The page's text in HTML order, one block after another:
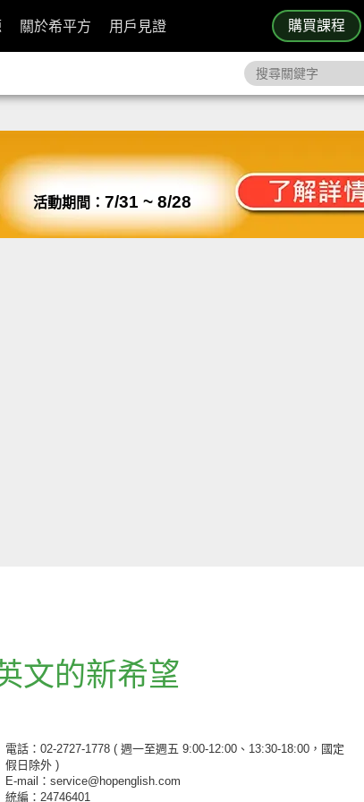
購買課程
關於希平方 用戶見證
活動期間： 7/31 ~ 8/28
文的新希望
電話：02-2727-1778 ( 週一至週五 9:00-12:00、13:30-18:00，國定
假日除外 )
E-mail：service@hopenglish.com
統編：24746401